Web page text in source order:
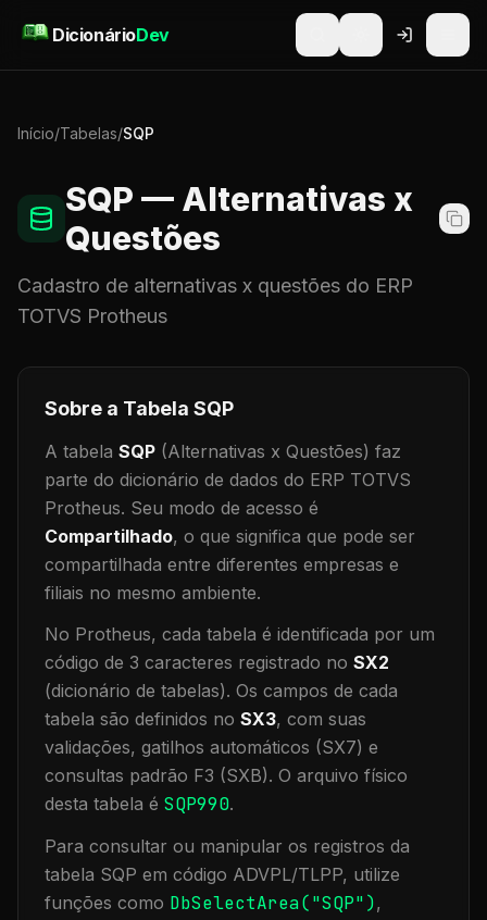
DicionárioDev
Início/Tabelas/SQP
SQP — Alternativas x
Questões
Cadastro de alternativas x questões do ERP
TOTVS Protheus
Sobre a Tabela SQP
A tabela SQP (Alternativas x Questões) faz
parte do dicionário de dados do ERP TOTVS
Protheus. Seu modo de acesso é
Compartilhado, o que significa que pode ser
compartilhada entre diferentes empresas e
filiais no mesmo ambiente.
No Protheus, cada tabela é identificada por um
código de 3 caracteres registrado no SX2
(dicionário de tabelas). Os campos de cada
tabela são definidos no SX3, com suas
validações, gatilhos automáticos (SX7) e
consultas padrão F3 (SXB). O arquivo físico
desta tabela é SQP990.
Para consultar ou manipular os registros da
tabela SQP em código ADVPL/TLPP, utilize
funções como DbSelectArea("SQP"),